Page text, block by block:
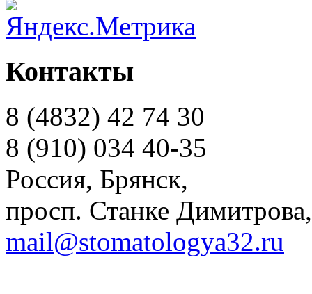
Контакты
8 (4832) 42 74 30
8 (910) 034 40-35
Россия, Брянск,
просп. Станке
mail@stomatologya32.ru